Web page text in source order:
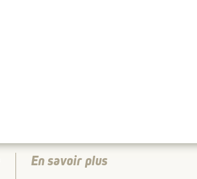
En savoir plus